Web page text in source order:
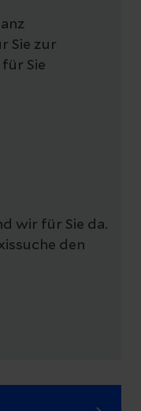
Sie zur
Sie
wir für Sie da.
den